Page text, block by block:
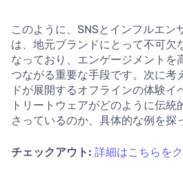
このように、SNSとインフルエン
は、地元ブランドにとって不可欠
なっており、エンゲージメントを
つながる重要な手段です。次に考
ドが展開するオフラインの体験イ
トリートウェアがどのように伝
さっているのか、具体的な例を探
チェックアウト: 詳細はこちらを